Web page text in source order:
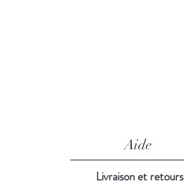
Aide
Livraison et retours